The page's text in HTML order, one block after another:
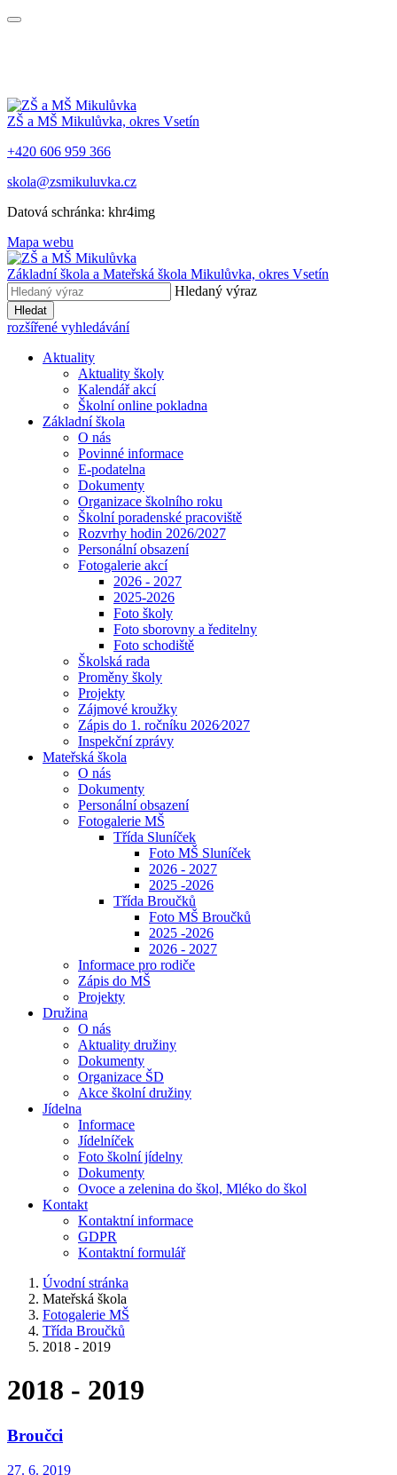
ZŠ a MŠ Mikulůvka, okres Vsetín
+420 606 959 366
skola@zsmikuluvka.cz
Datová schránka: khr4img
Mapa webu
Základní škola a Mateřská škola Mikulůvka, okres Vsetín
Hledaný výraz
Hledat
rozšířené vyhledávání
Aktuality
Aktuality školy
Kalendář akcí
Školní online pokladna
Základní škola
O nás
Povinné informace
E-podatelna
Dokumenty
Organizace školního roku
Školní poradenské pracoviště
Rozvrhy hodin 2026/2027
Personální obsazení
Fotogalerie akcí
2026 - 2027
2025-2026
Foto školy
Foto sborovny a ředitelny
Foto schodiště
Školská rada
Proměny školy
Projekty
Zájmové kroužky
Zápis do 1. ročníku 2026⁄2027
Inspekční zprávy
Mateřská škola
O nás
Dokumenty
Personální obsazení
Fotogalerie MŠ
Třída Sluníček
Foto MŠ Sluníček
2026 - 2027
2025 -2026
Třída Broučků
Foto MŠ Broučků
2025 -2026
2026 - 2027
Informace pro rodiče
Zápis do MŠ
Projekty
Družina
O nás
Aktuality družiny
Dokumenty
Organizace ŠD
Akce školní družiny
Jídelna
Informace
Jídelníček
Foto školní jídelny
Dokumenty
Ovoce a zelenina do škol, Mléko do škol
Kontakt
Kontaktní informace
GDPR
Kontaktní formulář
Úvodní stránka
Mateřská škola
Fotogalerie MŠ
Třída Broučků
2018 - 2019
2018 - 2019
Broučci
27. 6. 2019